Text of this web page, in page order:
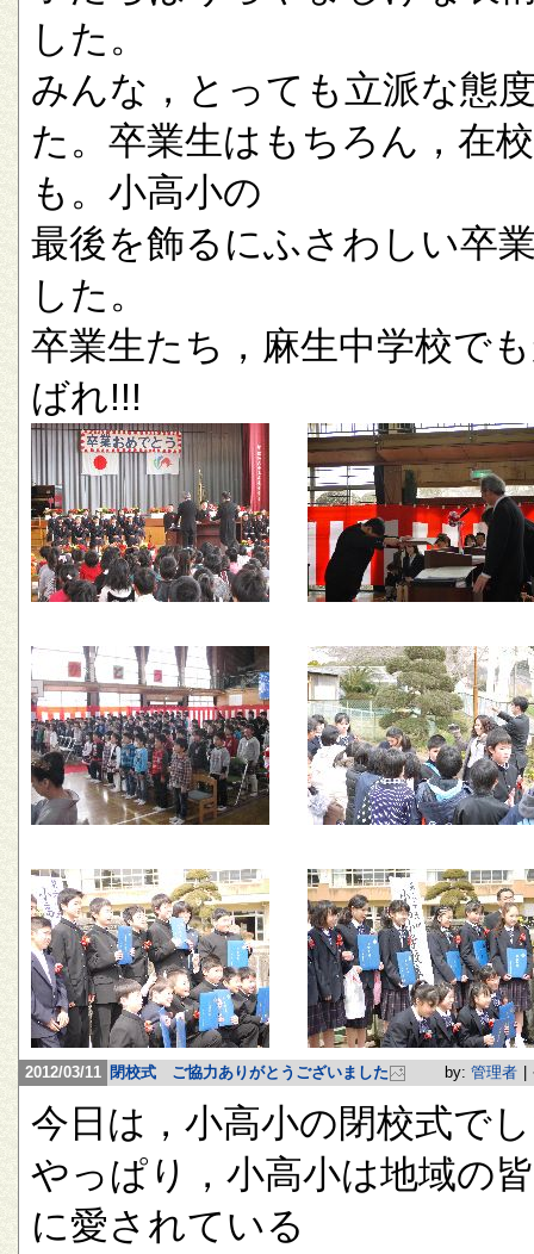
した。
みんな，とっても立派な態
た。卒業生はもちろん，在
も。小高小の
最後を飾るにふさわしい卒
した。
卒業生たち，麻生中学校で
ばれ!!!
2012/03/11 閉校式 ご協力ありがとうございました by: 管理者
今日は，小高小の閉校式で
やっぱり，小高小は地域の
に愛されている